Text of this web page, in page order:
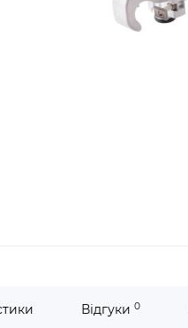
Відгуки 0